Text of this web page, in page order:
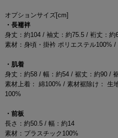
オプションサイズ[cm]
・長襦袢
身丈：約104 / 袖丈：約75.5 / 裄丈：約
素材：身頃・掛衿 ポリエステル100% /
・肌着
身丈：約58 / 幅：約54 / 裾丈：約90 /
素材上着： 綿100% / 素材裾除け： 生
100%
・前板
長さ：約50.5 / 幅：約14
素材：プラスチック100%